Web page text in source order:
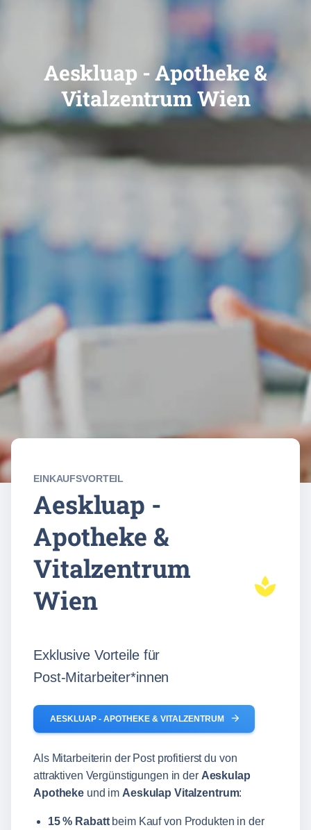
Aeskluap - Apotheke &
Vitalzentrum Wien
EINKAUFSVORTEIL
Aeskluap -
Apotheke &
Vitalzentrum
Wien
Exklusive Vorteile für
Post‑Mitarbeiter*innen
AESKLUAP - APOTHEKE & VITALZENTRUM arrow_forward
Als Mitarbeiterin der Post profitierst du von
attraktiven Vergünstigungen in der Aeskulap
Apotheke und im Aeskulap Vitalzentrum:
15 % Rabattbeim Kauf von Produkten in der